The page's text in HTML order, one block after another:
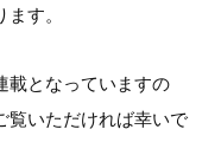
す。
載となっていますの
覧いただければ幸いで